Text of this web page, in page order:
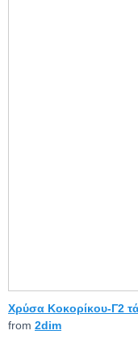
Χρύσα Κοκορίκου-Γ2
from 2dim